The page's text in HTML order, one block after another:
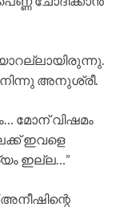
നിന്നു അനുശ്രീ.
മോന് വിഷമം
ഇവളെ
ഇല്ല…”